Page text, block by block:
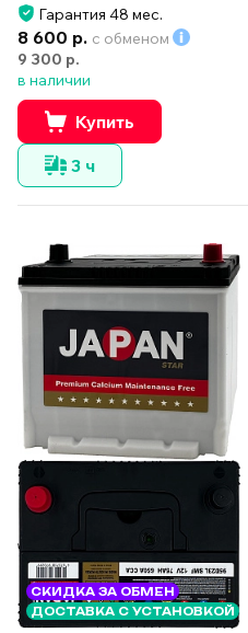
Гарантия 48 мес.
8 600 р. с обменом
9 300 р.
в наличии
Купить
3 ч
СКИДКА ЗА ОБМЕН
ДОСТАВКА С УСТАНОВКОЙ